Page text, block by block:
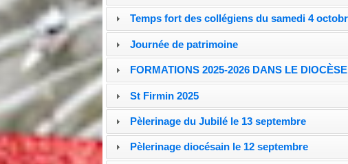
Temps fort des collégiens du samedi 4
Journée de patrimoine
FORMATIONS 2025-2026 DANS LE DIOCÈSE
St Firmin 2025
Pèlerinage du Jubilé le 13 septembre
Pèlerinage diocésain le 12 septembre